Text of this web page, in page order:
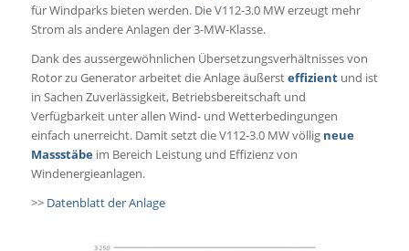
für Windparks bieten werden. Die V112-3.0 MW erzeugt mehr
Strom als andere Anlagen der 3-MW-Klasse.
Dank des aussergewöhnlichen Übersetzungsverhältnisses von
Rotor zu Generator arbeitet die Anlage äußersteffizientund ist
in Sachen Zuverlässigkeit, Betriebsbereitschaft und
Verfügbarkeit unter allen Wind- und Wetterbedingungen
einfach unerreicht. Damit setzt die V112-3.0 MW völlig neue
Massstäbeim Bereich Leistung und Effizienz von
Windenergieanlagen.
>> Datenblatt der Anlage